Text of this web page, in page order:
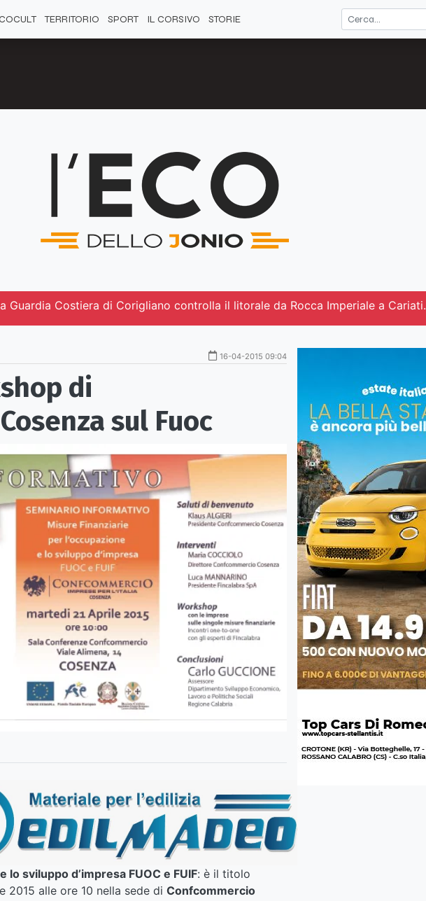
TERRITORIO SPORT IL CORSIVO STORIE
Guardia Costiera di Corigliano controlla il litorale da Rocca Imperiale a Cariati.
16-04-2015 09:04
di
sul Fuoc
sviluppo d’impresa FUOC e FUIF: è il titolo
2015 alle ore 10 nella sede di Confcommercio